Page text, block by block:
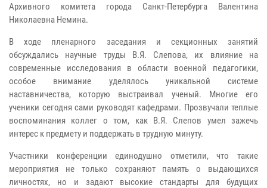
Архивного комитета города Санкт-Петербурга Валентина
Николаевна Немина.
В ходе пленарного заседания и секционных занятий
обсуждались научные труды В.Я. Слепова, их влияние на
современные исследования в области военной педагогики,
особое внимание уделялось уникальной системе
наставничества, которую выстраивал ученый. Многие его
ученики сегодня сами руководят кафедрами. Прозвучали теплые
воспоминания коллег о том, как В.Я. Слепов умел зажечь
интерес к предмету и поддержать в трудную минуту.
Участники конференции единодушно отметили, что такие
мероприятия не только сохраняют память о выдающихся
личностях, но и задают высокие стандарты для будущих